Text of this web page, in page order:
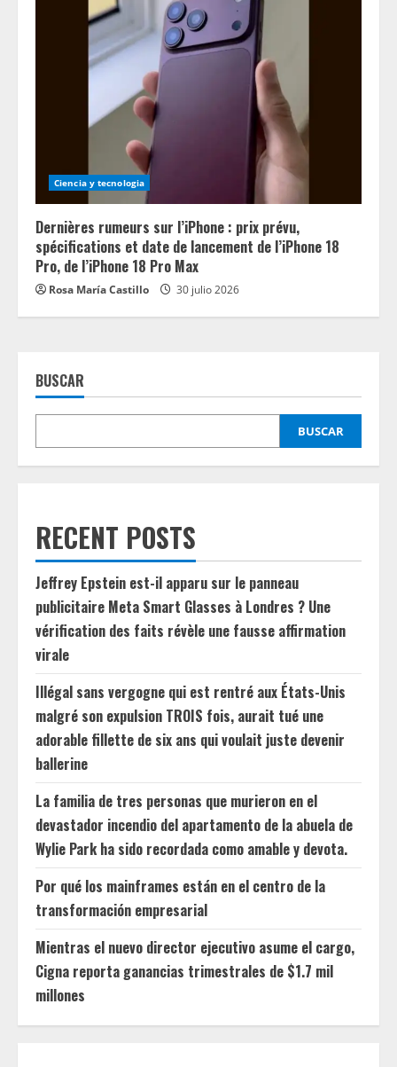
Ciencia y tecnologia
Dernières rumeurs sur l’iPhone : prix prévu,
spécifications et date de lancement de l’iPhone 18
Pro, de l’iPhone 18 Pro Max
Rosa María Castillo 30 julio 2026
BUSCAR
BUSCAR
RECENT POSTS
Jeffrey Epstein est-il apparu sur le panneau
publicitaire Meta Smart Glasses à Londres ? Une
vérification des faits révèle une fausse affirmation
virale
Illégal sans vergogne qui est rentré aux États-Unis
malgré son expulsion TROIS fois, aurait tué une
adorable fillette de six ans qui voulait juste devenir
ballerine
La familia de tres personas que murieron en el
devastador incendio del apartamento de la abuela de
Wylie Park ha sido recordada como amable y devota.
Por qué los mainframes están en el centro de la
transformación empresarial
Mientras el nuevo director ejecutivo asume el cargo,
Cigna reporta ganancias trimestrales de $1.7 mil
millones